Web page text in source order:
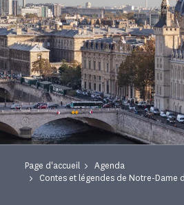
Page d'accueil
Agenda
Contes et légendes de Notre-Dame